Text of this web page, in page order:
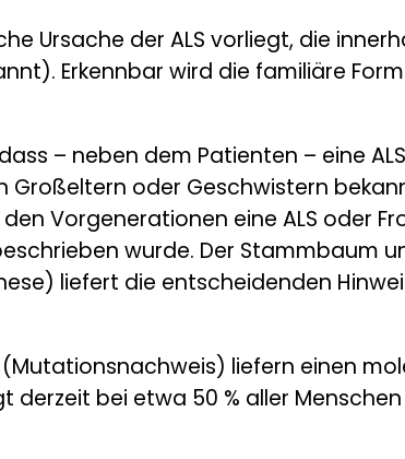
Ursache der ALS vorliegt, die
Erkennbar wird die familiäre
– neben dem Patienten – eine
oder Geschwistern
Vorgenerationen eine ALS oder
wurde. Der Stammbaum
liefert die entscheidenden
liefern einen
derzeit bei etwa 50 % aller